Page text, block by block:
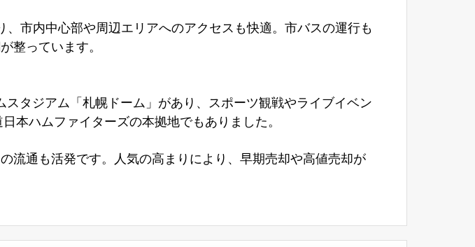
市内中心部や周辺エリアへのアクセスも快適。市バスの運行も
整っています。
タジアム「札幌ドーム」があり、スポーツ観戦やライブイベン
本ハムファイターズの本拠地でもありました。
流通も活発です。人気の高まりにより、早期売却や高値売却が